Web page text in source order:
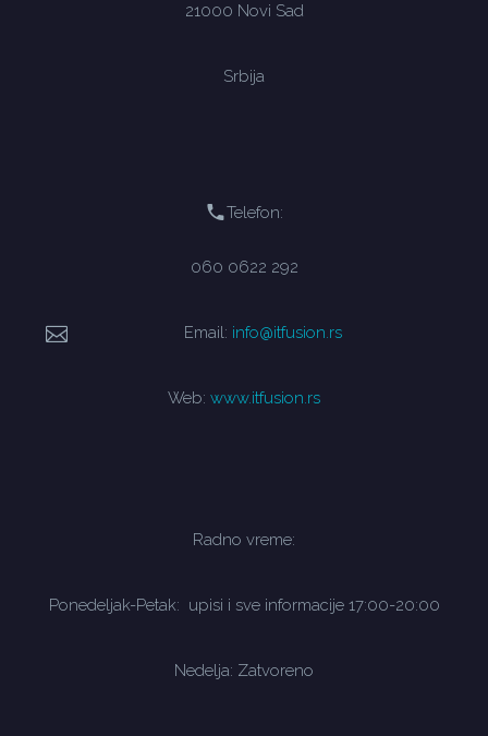
21000 Novi Sad
Srbija
Telefon:
060 0622 292
Email: info@itfusion.rs
Web: www.itfusion.rs
Radno vreme:
Ponedeljak-Petak: upisi i sve informacije 17:00-20:00
Nedelja: Zatvoreno